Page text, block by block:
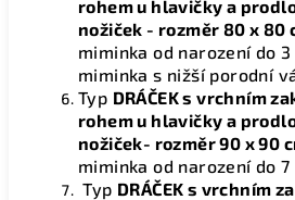
rohem u hlavičky a
nožiček - rozměr 80 x 80
miminka od narození do
miminka s nižší porodní
Typ DRÁČEK s vrchním
rohem u hlavičky a
nožiček- rozměr 90 x 90
miminka od narození do 7
Typ DRÁČEK s vrchním